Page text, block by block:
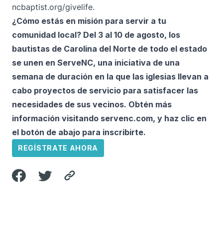
ncbaptist.org/givelife.
¿Cómo estás en misión para servir a tu
comunidad local? Del 3 al 10 de agosto, los
bautistas de Carolina del Norte de todo el estado
se unen en ServeNC, una iniciativa de una
semana de duración en la que las iglesias llevan a
cabo proyectos de servicio para satisfacer las
necesidades de sus vecinos. Obtén más
información visitando servenc.com, y haz clic en
el botón de abajo para inscribirte.
REGÍSTRATE AHORA